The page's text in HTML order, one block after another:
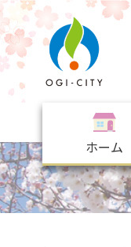
ホーム